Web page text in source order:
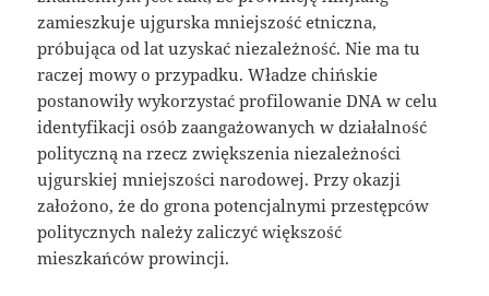
zamieszkuje ujgurska mniejszość etniczna,
próbująca od lat uzyskać niezależność. Nie ma tu
raczej mowy o przypadku. Władze chińskie
postanowiły wykorzystać profilowanie DNA w celu
identyfikacji osób zaangażowanych w działalność
polityczną na rzecz zwiększenia niezależności
ujgurskiej mniejszości narodowej. Przy okazji
założono, że do grona potencjalnymi przestępców
politycznych należy zaliczyć większość
mieszkańców prowincji.